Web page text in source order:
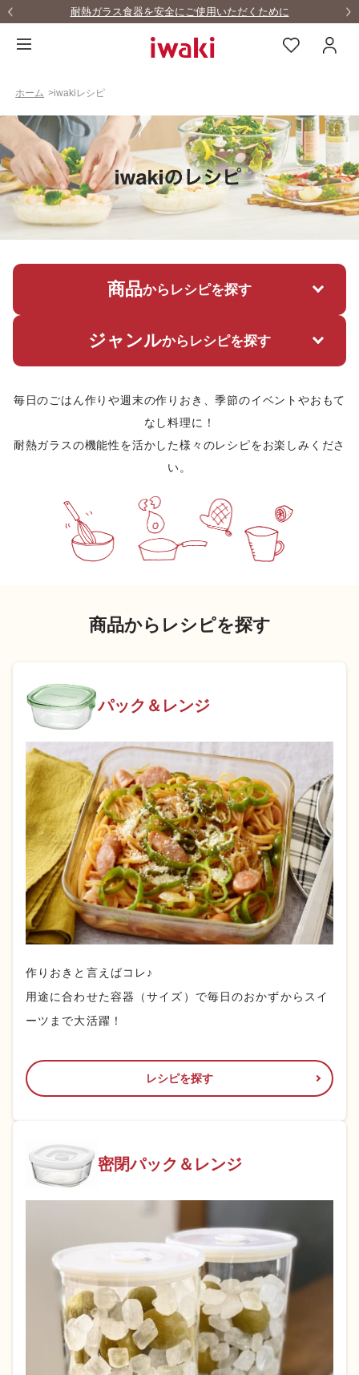
耐熱ガラス食器を安全にご使用いただくために
ホーム >iwakiレシピ
商品からレシピを探す
ジャンルからレシピを探す
毎日のごはん作りや週末の作りおき、季節のイベントやおもて
なし料理に！
耐熱ガラスの機能性を活かした様々のレシピをお楽しみくださ
い。
商品からレシピを探す
パック＆レンジ
作りおきと言えばコレ♪
用途に合わせた容器（サイズ）で毎日のおかずからスイ
ーツまで大活躍！
レシピを探す
密閉パック＆ レンジ